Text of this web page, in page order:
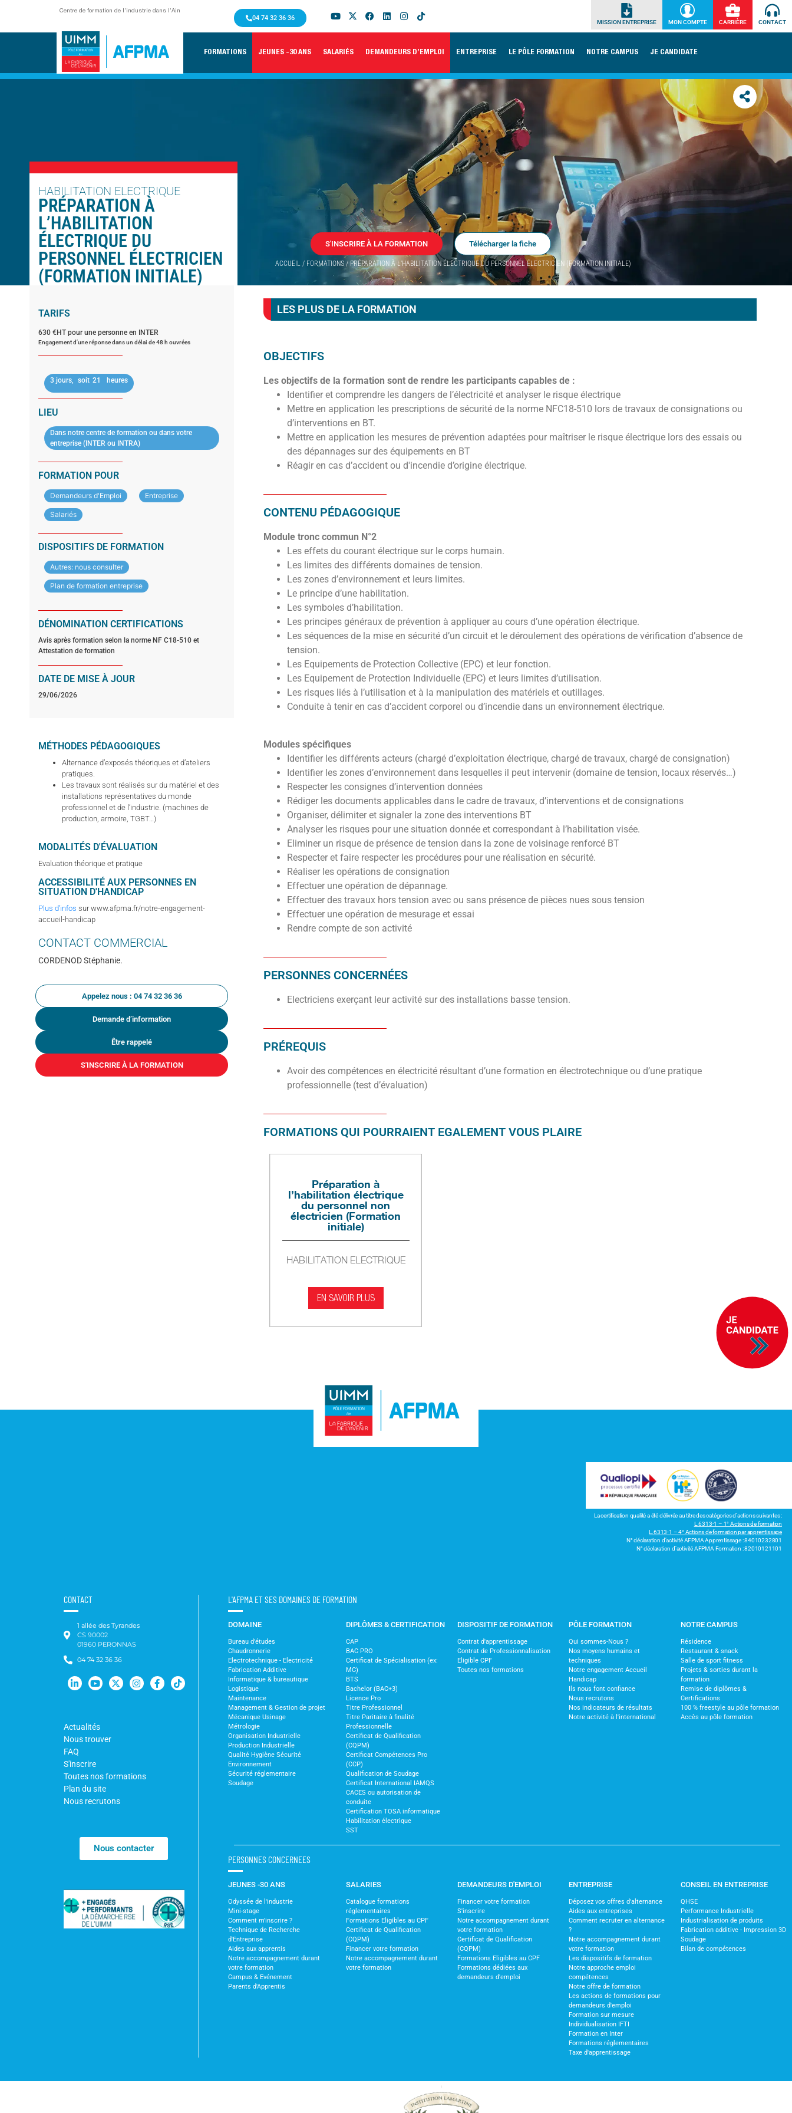
Centre de formation de l’industrie dans l’Ain
04 74 32 36 36
MISSION ENTREPRISE MON COMPTE CARRIÈRE CONTACT
FORMATIONS JEUNES -30 ANS SALARIÉS DEMANDEURS D’EMPLOI ENTREPRISE LE PÔLE FORMATION NOTRE CAMPUS JE CANDIDATE
HABILITATION ELECTRIQUE
PRÉPARATION À
L’HABILITATION
ÉLECTRIQUE DU
PERSONNEL ÉLECTRICIEN
(FORMATION INITIALE)
TARIFS
630 €HT pour une personne en INTER
Engagement d’une réponse dans un délai de 48 h ouvrées
3 jours, soit 21 heures
LIEU
Dans notre centre de formation ou dans votre
entreprise (INTER ou INTRA)
FORMATION POUR
Demandeurs d'Emploi Entreprise
Salariés
DISPOSITIFS DE FORMATION
Autres: nous consulter
Plan de formation entreprise
DÉNOMINATION CERTIFICATIONS
Avis après formation selon la norme NF C18-510 et
Attestation de formation
DATE DE MISE À JOUR
29/06/2026
MÉTHODES PÉDAGOGIQUES
Alternance d’exposés théoriques et d’ateliers
pratiques.
Les travaux sont réalisés sur du matériel et des
installations représentatives du monde
professionnel et de l’industrie. (machines de
production, armoire, TGBT…)
MODALITÉS D'ÉVALUATION
Evaluation théorique et pratique
ACCESSIBILITÉ AUX PERSONNES EN
SITUATION D'HANDICAP
Plus d’infos sur www.afpma.fr/notre-engagement-
accueil-handicap
CONTACT COMMERCIAL
CORDENOD Stéphanie.
Appelez nous : 04 74 32 36 36
Demande d’information
Être rappelé
S'INSCRIRE À LA FORMATION
S'INSCRIRE À LA FORMATION Télécharger la fiche
ACCUEIL / FORMATIONS / PRÉPARATION À L’HABILITATION ÉLECTRIQUE DU PERSONNEL ÉLECTRICIEN (FORMATION INITIALE)
LES PLUS DE LA FORMATION
OBJECTIFS
Les objectifs de la formation sont de rendre les participants capables de :
Identifier et comprendre les dangers de l’électricité et analyser le risque électrique
Mettre en application les prescriptions de sécurité de la norme NFC18-510 lors de travaux de consignations ou
d’interventions en BT.
Mettre en application les mesures de prévention adaptées pour maîtriser le risque électrique lors des essais ou
des dépannages sur des équipements en BT
Réagir en cas d’accident ou d'incendie d’origine électrique.
CONTENU PÉDAGOGIQUE
Module tronc commun N°2
Les effets du courant électrique sur le corps humain.
Les limites des différents domaines de tension.
Les zones d’environnement et leurs limites.
Le principe d’une habilitation.
Les symboles d’habilitation.
Les principes généraux de prévention à appliquer au cours d’une opération électrique.
Les séquences de la mise en sécurité d’un circuit et le déroulement des opérations de vérification d’absence de
tension.
Les Equipements de Protection Collective (EPC) et leur fonction.
Les Equipement de Protection Individuelle (EPC) et leurs limites d’utilisation.
Les risques liés à l’utilisation et à la manipulation des matériels et outillages.
Conduite à tenir en cas d’accident corporel ou d’incendie dans un environnement électrique.
Modules spécifiques
Identifier les différents acteurs (chargé d’exploitation électrique, chargé de travaux, chargé de consignation)
Identifier les zones d’environnement dans lesquelles il peut intervenir (domaine de tension, locaux réservés…)
Respecter les consignes d’intervention données
Rédiger les documents applicables dans le cadre de travaux, d’interventions et de consignations
Organiser, délimiter et signaler la zone des interventions BT
Analyser les risques pour une situation donnée et correspondant à l’habilitation visée.
Eliminer un risque de présence de tension dans la zone de voisinage renforcé BT
Respecter et faire respecter les procédures pour une réalisation en sécurité.
Réaliser les opérations de consignation
Effectuer une opération de dépannage.
Effectuer des travaux hors tension avec ou sans présence de pièces nues sous tension
Effectuer une opération de mesurage et essai
Rendre compte de son activité
PERSONNES CONCERNÉES
Electriciens exerçant leur activité sur des installations basse tension.
PRÉREQUIS
Avoir des compétences en électricité résultant d’une formation en électrotechnique ou d’une pratique
professionnelle (test d’évaluation)
FORMATIONS QUI POURRAIENT EGALEMENT VOUS PLAIRE
Préparation à
l’habilitation électrique
du personnel non
électricien (Formation
initiale)
HABILITATION ELECTRIQUE
EN SAVOIR PLUS
La certification qualité a été délivrée au titre des catégories d’actions suivantes :
L.6313-1 – 1° Actions de formation
L.6313-1 – 4° Actions de formation par apprentissage
N° déclaration d’activité AFPMA Apprentissage : 84010232801
N° déclaration d’activité AFPMA Formation : 82010121101
CONTACT
1 allée des Tyrandes
CS 90002
01960 PERONNAS
04 74 32 36 36
Actualités
Nous trouver
FAQ
S'inscrire
Toutes nos formations
Plan du site
Nous recrutons
Nous contacter
L'AFPMA ET SES DOMAINES DE FORMATION
DOMAINE
Bureau d'études
Chaudronnerie
Electrotechnique - Electricité
Fabrication Additive
Informatique & bureautique
Logistique
Maintenance
Management & Gestion de projet
Mécanique Usinage
Métrologie
Organisation Industrielle
Production Industrielle
Qualité Hygiène Sécurité
Environnement
Sécurité réglementaire
Soudage
DIPLÔMES & CERTIFICATION
CAP
BAC PRO
Certificat de Spécialisation (ex:
MC)
BTS
Bachelor (BAC+3)
Licence Pro
Titre Professionnel
Titre Paritaire à finalité
Professionnelle
Certificat de Qualification
(CQPM)
Certificat Compétences Pro
(CCP)
Qualification de Soudage
Certificat International IAMQS
CACES ou autorisation de
conduite
Certification TOSA informatique
Habilitation électrique
SST
DISPOSITIF DE FORMATION
Contrat d'apprentissage
Contrat de Professionnalisation
Eligible CPF
Toutes nos formations
PÔLE FORMATION
Qui sommes-Nous ?
Nos moyens humains et
techniques
Notre engagement Accueil
Handicap
Ils nous font confiance
Nous recrutons
Nos indicateurs de résultats
Notre activité à l'international
NOTRE CAMPUS
Résidence
Restaurant & snack
Salle de sport fitness
Projets & sorties durant la
formation
Remise de diplômes &
Certifications
100 % freestyle au pôle formation
Accès au pôle formation
PERSONNES CONCERNEES
JEUNES -30 ANS
Odyssée de l'industrie
Mini-stage
Comment m'inscrire ?
Technique de Recherche
d'Entreprise
Aides aux apprentis
Notre accompagnement durant
votre formation
Campus & Evénement
Parents d'Apprentis
SALARIES
Catalogue formations
réglementaires
Formations Eligibles au CPF
Certificat de Qualification
(CQPM)
Financer votre formation
Notre accompagnement durant
votre formation
DEMANDEURS D'EMPLOI
Financer votre formation
S'inscrire
Notre accompagnement durant
votre formation
Certificat de Qualification
(CQPM)
Formations Eligibles au CPF
Formations dédiées aux
demandeurs d'emploi
ENTREPRISE
Déposez vos offres d'alternance
Aides aux entreprises
Comment recruter en alternance
?
Notre accompagnement durant
votre formation
Les dispositifs de formation
Notre approche emploi
compétences
Notre offre de formation
Les actions de formations pour
demandeurs d'emploi
Formation sur mesure
Individualisation IFTI
Formation en Inter
Formations réglementaires
Taxe d'apprentissage
CONSEIL EN ENTREPRISE
QHSE
Performance Industrielle
Industrialisation de produits
Fabrication additive - Impression 3D
Soudage
Bilan de compétences